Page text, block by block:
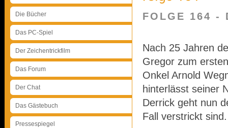
Die Bücher
Das PC-Spiel
Der Zeichentrickfilm
Das Forum
Der Chat
Das Gästebuch
Pressespiegel
FOLGE 164 -
Nach 25 Jahren
Gregor zum
Onkel Arnold
hinterlässt seiner
Derrick geht nun
Fall verstrickt sind.